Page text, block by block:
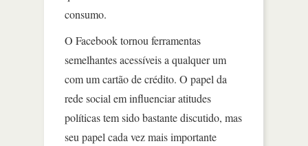
consumo.
O Facebook tornou ferramentas
semelhantes acessíveis a qualquer um
com um cartão de crédito. O papel da
rede social em influenciar atitudes
políticas tem sido bastante discutido, mas
seu papel cada vez mais importante